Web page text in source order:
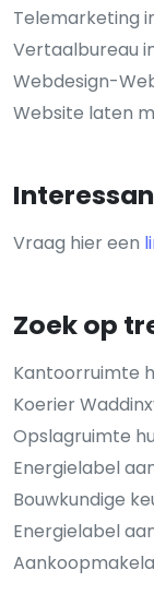
Telemarketing
Vertaalbureau
Webdesign-
Website laten
Vraag hier een
Zoek op
Kantoorruimte
Koerier
Opslagruimte
Energielabel
Bouwkundige
Energielabel